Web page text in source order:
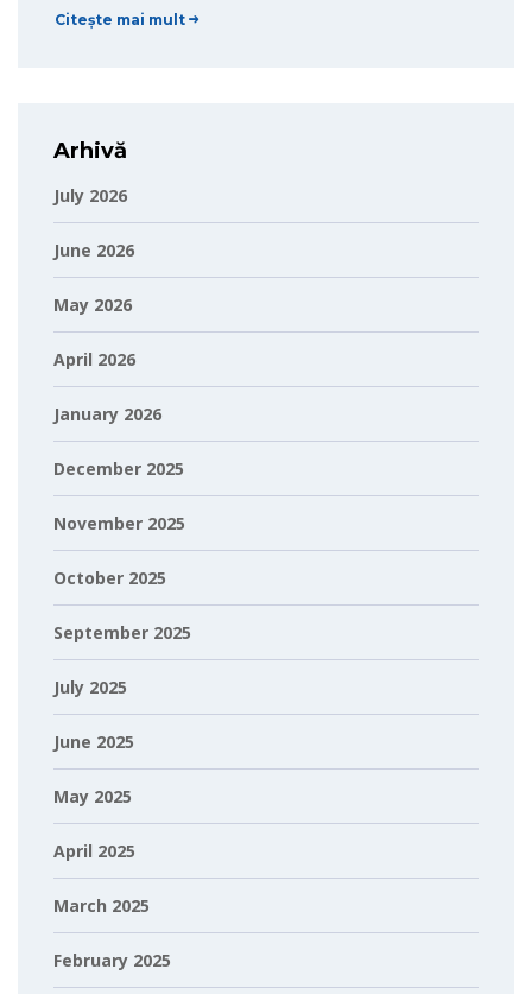
Citește mai mult
Arhivă
July 2026
June 2026
May 2026
April 2026
January 2026
December 2025
November 2025
October 2025
September 2025
July 2025
June 2025
May 2025
April 2025
March 2025
February 2025